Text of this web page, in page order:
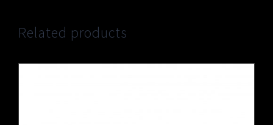
Related products